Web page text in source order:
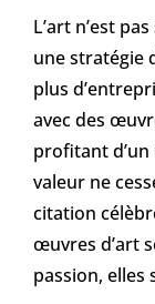
L’art n’est
une stratégie
plus
avec des
profitant
valeur ne
citation
œuvres d’art
passion, elles